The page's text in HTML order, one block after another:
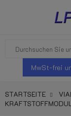
MwSt-frei
STARTSEITE